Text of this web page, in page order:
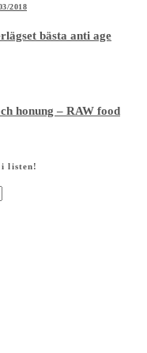
2018
bästa anti age
honung – RAW food
listen!